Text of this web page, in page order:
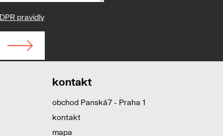
pravidly
kontakt
obchod Panská7 - Praha 1
kontakt
mapa